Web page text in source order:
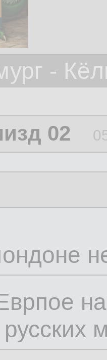
-
02